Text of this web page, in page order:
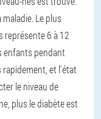
Le plus
représente 6 à 12
enfants pendant
et l'état
le niveau de
plus le diabète est